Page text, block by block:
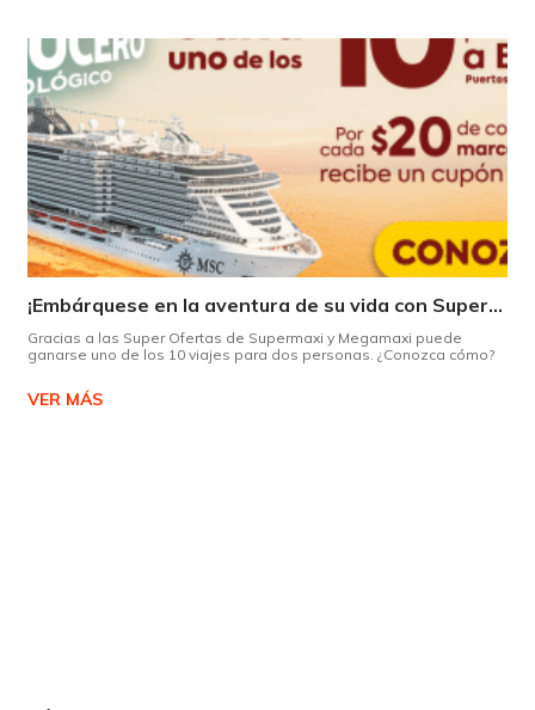
¡Embárquese en la aventura de su vida con Supermaxi!
Gracias a las Super Ofertas de Supermaxi y Megamaxi puede
ganarse uno de los 10 viajes para dos personas. ¿Conozca cómo?
VER MÁS